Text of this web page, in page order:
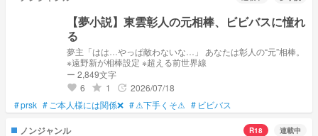
【夢小説】東雲彰人の元相棒、ビビバスに憧れ
る
夢主「はは…やっぱ敵わないな…」 あなたは彰人の“元”相棒。
※遠野新が相棒設定 ※超える前世界線
ー 2,849文字
favorite 6 grade 1 update 2026/07/18
#prsk #ご本人様には関係❌ #⚠下手くそ⚠ # ビビバス
ノンジャンル R18 連載中